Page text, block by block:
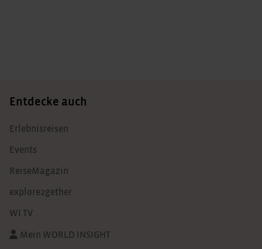
Entdecke auch
Erlebnisreisen
Events
ReiseMagazin
explore2gether
WI TV
Mein WORLD INSIGHT